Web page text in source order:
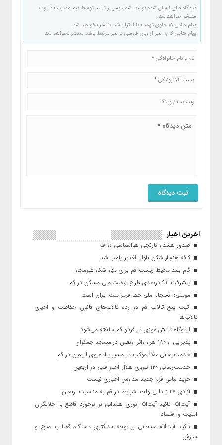
دیدگاه های ارسال شده توسط شما، پس از تایید توسط تیم مدیریت در وب
منتشر خواهد شد.
پیام هایی که حاوی تهمت یا افترا باشد منتشر نخواهد شد.
پیام هایی که به غیر از زبان فارسی یا غیر مرتبط باشد منتشر نخواهد شد.
آخرین اخبار
صدور هشدار نارنجی هواشناسی در قم
کافه هنجار شکن بلوار الغدیر پلمب شد
گام بلند محیط زیست قم برای مهار شکار غیرمجاز
پیشرفت ۹۳ درصدی طرح نهضت ملی مسکن در قم
مومنی: انسجام ملی خط قرمز ملت ایران است
ثبت پنج تالاب قم در رده تالاب‌های قانون حفاظت و احیای
تالاب‌ها
اردوگاه دانش‌آموزی در فردو قم ساخته می‌شود
پذیرایی از ۱۸۰ هزار زائر اربعین در مسجد جمکران
خدمت‌رسانی ۲۵۰ موکب در مسیر پیاده‌روی اربعین در قم
خدمت‌رسانی ۱۲۰ نیروی هلال احمر قمی در اربعین
خرید لباس فرم جدید مدارس اجباری نیست
آزادی ۲۷ زندانی واجد شرایط در قم به مناسبت اربعین
آیت‌الله تاکید آیت‌الله نوری همدانی بر برخورد قاطع با اخلالگران
امنیت و اقتصاد
تاکید آیت‌الله‌ سبحانی بر توجه حداکثری دستگاه قضا به صلح و
سازش